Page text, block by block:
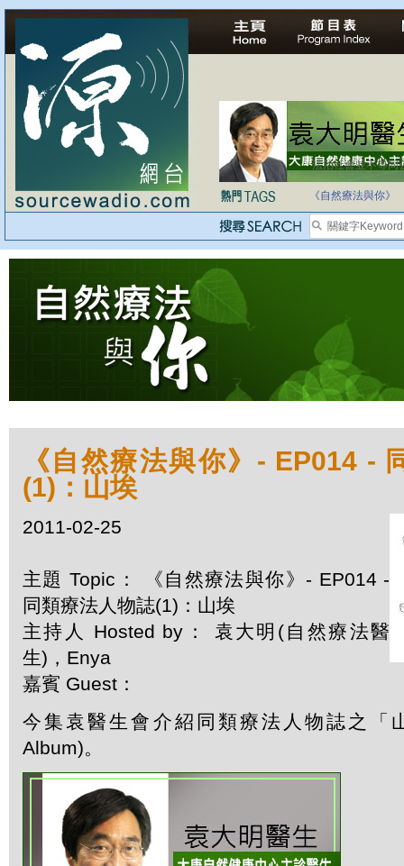
法治社會並不等同
《自然療法與你》
《自然療法與你》- EP014 -
(1)：山埃
2011-02-25
主題 Topic： 《自然療法與你》- EP014 -
同類療法人物誌(1)：山埃
主持人 Hosted by： 袁大明(自然療法醫
生)，Enya
嘉賓 Guest：
今集袁醫生會介紹同類療法人物誌之「
Album)。